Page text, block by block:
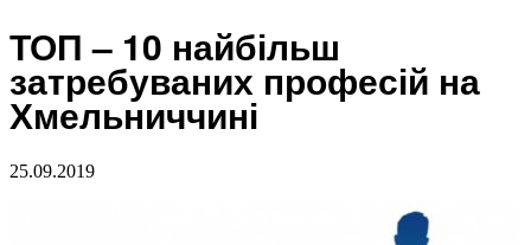
ТОП – 10 найбільш
затребуваних професій на
Хмельниччині
25.09.2019